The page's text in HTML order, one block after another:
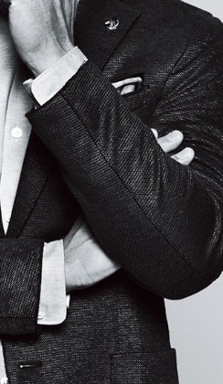
歌舞伎
前列ホ